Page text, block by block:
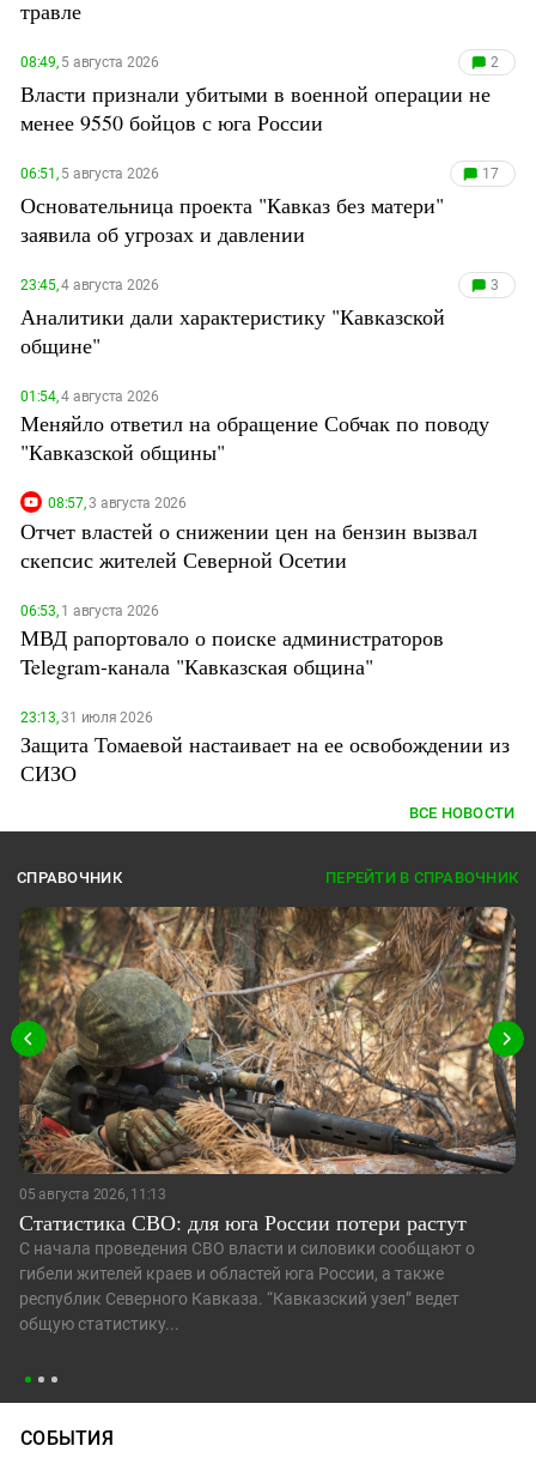
ТУМСО ПРОТИВ КАДЫРОВЦЕВ
КАВКАЗ НА ОЛИМПИАДЕ
ДАГЕСТАН: ДОЛГАЯ ДОРОГА В БАКУ
ПЕРВЫЕ ВЫБОРЫ В COVID
КЕНДЕЛЕН: БИТВА ЗА ИСТОРИЮ
МАССОВОЕ ОТРАВЛЕНИЕ В АЛАГИРЕ
Дагестан
Ингушетия
Кабардино-Балкария
Калмыкия
Карачаево-Черкесия
Краснодарский край
Нагорный Карабах
Российская Федерация
Ростовская область
Северная Осетия - Алания
СКФО
Ставропольский край
Чечня
Южная Осетия
Южный Кавказ
травле
08:49,5 августа 2026 2
Власти признали убитыми в военной операции не
менее 9550 бойцов с юга России
06:51,5 августа 2026 17
Основательница проекта "Кавказ без матери"
заявила об угрозах и давлении
23:45,4 августа 2026 3
Аналитики дали характеристику "Кавказской
общине"
01:54,4 августа 2026
Меняйло ответил на обращение Собчак по поводу
"Кавказской общины"
08:57,3 августа 2026
Отчет властей о снижении цен на бензин вызвал
скепсис жителей Северной Осетии
06:53,1 августа 2026
МВД рапортовало о поиске администраторов
Telegram-канала "Кавказская община"
23:13,31 июля 2026
Защита Томаевой настаивает на ее освобождении из
СИЗО
ВСЕ НОВОСТИ
СПРАВОЧНИК ПЕРЕЙТИ В СПРАВОЧНИК
05 августа 2026, 11:13
Статистика СВО: для юга России потери растут
С начала проведения СВО власти и силовики сообщают о
гибели жителей краев и областей юга России, а также
республик Северного Кавказа. “Кавказский узел” ведет
общую статистику...
СОБЫТИЯ